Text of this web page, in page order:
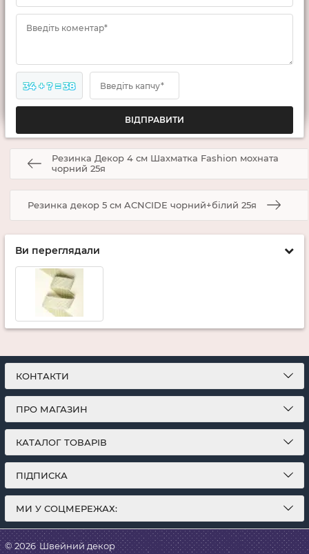
Введіть коментар*
34 + ? = 38 Введіть капчу*
Резинка Декор 4 см Шахматка Fashion мохната
чорний 25я
Резинка декор 5 см ACNCIDE чорний+білий 25я
Ви переглядали
КОНТАКТИ
ПРО МАГАЗИН
КАТАЛОГ ТОВАРІВ
ПІДПИСКА
МИ У СОЦМЕРЕЖАХ:
© 2026 Швейний декор